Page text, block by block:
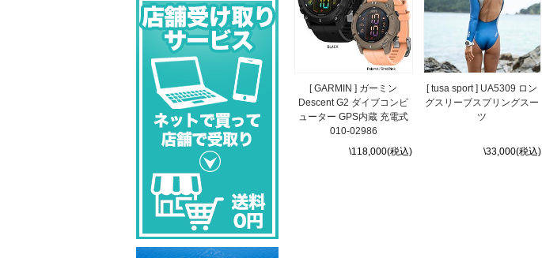
[ GARMIN ] ガーミン
Descent G2 ダイブコンピ
ューター GPS内蔵 充電式
010-02986
\118,000(税込)
[ tusa sport ] UA5309 ロン
グスリーブスプリングスー
ツ
\33,000(税込)